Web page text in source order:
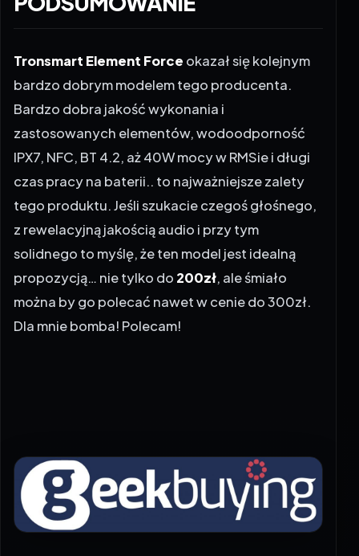
Tronsmart Element Force okazał się kolejnym
bardzo dobrym modelem tego producenta.
Bardzo dobra jakość wykonania i
zastosowanych elementów, wodoodporność
IPX7, NFC, BT 4.2, aż 40W mocy w RMSie i długi
czas pracy na baterii.. to najważniejsze zalety
tego produktu. Jeśli szukacie czegoś głośnego,
z rewelacyjną jakością audio i przy tym
solidnego to myślę, że ten model jest idealną
propozycją… nie tylko do 200zł, ale śmiało
można by go polecać nawet w cenie do 300zł.
Dla mnie bomba! Polecam!